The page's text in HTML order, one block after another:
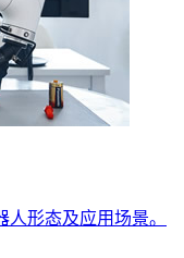
形态及应用场景。